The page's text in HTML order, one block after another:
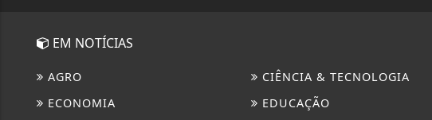
EM NOTÍCIAS
AGRO
CIÊNCIA & TECNOLOGIA
ECONOMIA
EDUCAÇÃO